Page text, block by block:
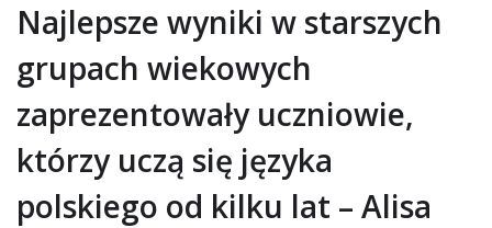
Najlepsze wyniki w starszych
grupach wiekowych
zaprezentowały uczniowie,
którzy uczą się języka
polskiego od kilku lat – Alisa